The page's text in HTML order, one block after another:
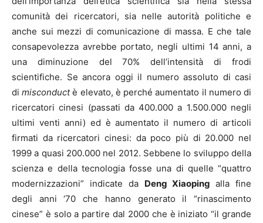
comunità dei ricercatori, sia nelle autorità politiche e
anche sui mezzi di comunicazione di massa. E che tale
consapevolezza avrebbe portato, negli ultimi 14 anni, a
una diminuzione del 70% dell’intensità di frodi
scientifiche. Se ancora oggi il numero assoluto di casi
dimisconductè elevato, è perché aumentato il numero di
ricercatori cinesi (passati da 400.000 a 1.500.000 negli
ultimi venti anni) ed è aumentato il numero di articoli
firmati da ricercatori cinesi: da poco più di 20.000 nel
1999 a quasi 200.000 nel 2012. Sebbene lo sviluppo della
scienza e della tecnologia fosse una di quelle “quattro
modernizzazioni” indicate da Deng Xiaopingalla fine
degli anni ‘70 che hanno generato il “rinascimento
cinese” è solo a partire dal 2000 che è iniziato “il grande